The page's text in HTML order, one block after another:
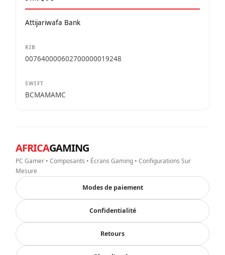
Attijariwafa Bank
007640000602700000019248
BCMAMAMC
AFRICAGAMING
PC Gamer • Composants • Écrans Gaming • Configurations Sur
Modes de paiement
Confidentialité
Plan d'accès